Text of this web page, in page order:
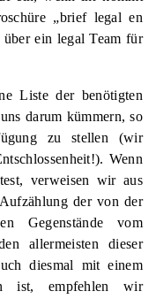
„brief legal en
ein legal Team für
Liste der benötigten
darum kümmern, so
zu stellen (wir
Wenn
verweisen wir aus
der von der
Gegenstände vom
allermeisten dieser
diesmal mit einem
ist, empfehlen wir